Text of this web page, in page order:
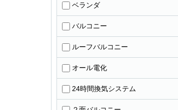
ベランダ
バルコニー
ルーフバルコニー
オール電化
24時間換気システム